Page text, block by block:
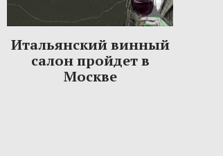
Итальянский винный
салон пройдет в
Москве